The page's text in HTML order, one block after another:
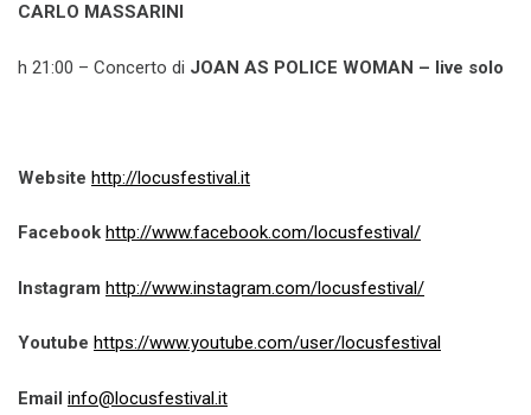
CARLO MASSARINI
h 21:00 – Concerto di JOAN AS POLICE WOMAN – live solo
Website http://locusfestival.it
Facebook http://www.facebook.com/locusfestival/
Instagram http://www.instagram.com/locusfestival/
Youtube https://www.youtube.com/user/locusfestival
Email info@locusfestival.it